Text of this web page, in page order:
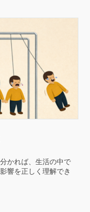
かれば、生活の中で
響を正しく理解でき